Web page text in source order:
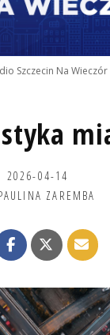
Szczecin Na Wieczór
2026-04-14
ZAREMBA